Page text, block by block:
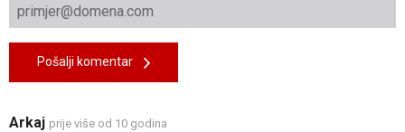
Pošalji komentar
Arkaj prije više od 10 godina